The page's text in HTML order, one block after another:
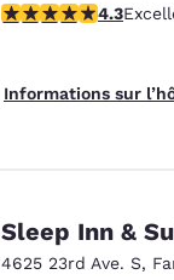
Petit déjeuner
4.26 étoiles.4.3
Informations sur
Sleep Inn &
4625 23rd Ave. S,